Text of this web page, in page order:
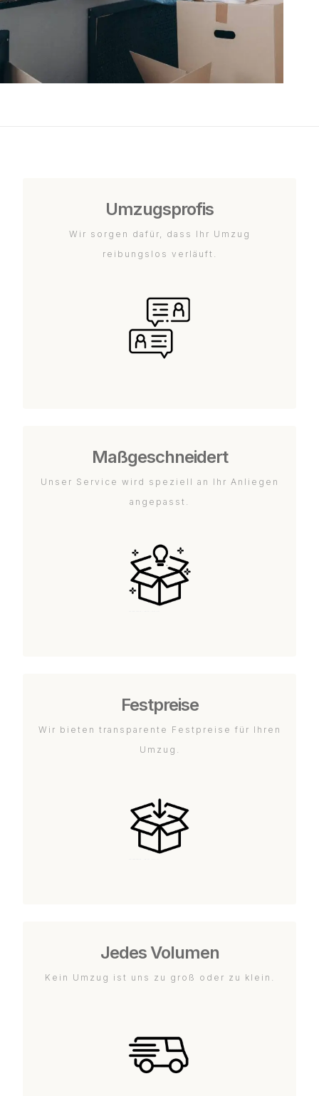
Umzugsprofis
Wir sorgen dafür, dass Ihr Umzug
reibungslos verläuft.
Maßgeschneidert
Unser Service wird speziell an Ihr Anliegen
angepasst.
Festpreise
Wir bieten transparente Festpreise für Ihren
Umzug.
Jedes Volumen
Kein Umzug ist uns zu groß oder zu klein.